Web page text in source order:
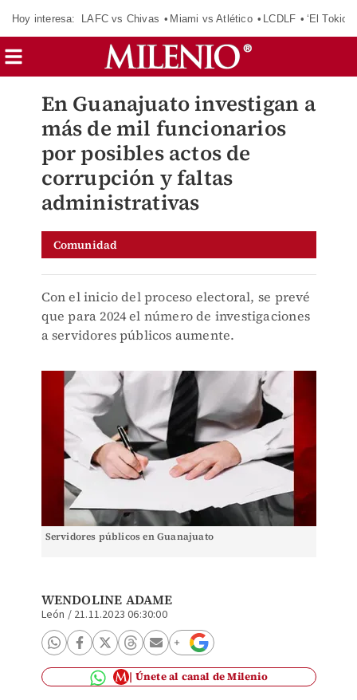
Hoy interesa: LAFC vs Chivas Miami vs Atlético LCDLF ‘El Tokio’
En Guanajuato investigan a
más de mil funcionarios
por posibles actos de
corrupción y faltas
administrativas
Comunidad
Con el inicio del proceso electoral, se prevé
que para 2024 el número de investigaciones
a servidores públicos aumente.
Servidores públicos en Guanajuato
WENDOLINE ADAME
León / 21.11.2023 06:30:00
Únete al canal de Milenio